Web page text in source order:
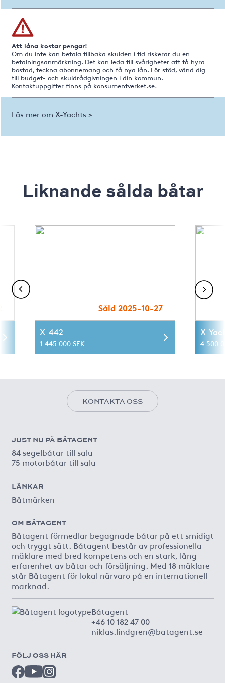
Att låna kostar pengar!
Om du inte kan betala tillbaka skulden i tid riskerar du en
betalningsanmärkning. Det kan leda till svårigheter att få hyra
bostad, teckna abonnemang och få nya lån. För stöd, vänd dig
till budget- och skuldrådgivningen i din kommun.
Kontaktuppgifter finns på konsumentverket.se.
Läs mer om X-Yachts >
Liknande sålda båtar
Såld 2025-10-27
X-442
1 445 000 SEK
X-
4 500
KONTAKTA OSS
JUST NU PÅ BÅTAGENT
84 segelbåtar till salu
75 motorbåtar till salu
LÄNKAR
Båtmärken
OM BÅTAGENT
Båtagent förmedlar begagnade båtar på ett smidigt
och tryggt sätt. Båtagent består av professionella
mäklare med bred kompetens och en stark, lång
erfarenhet av båtar och försäljning. Med 18 mäklare
står Båtagent för lokal närvaro på en internationell
marknad.
Båtagent
+46 10 182 47 00
niklas.lindgren@batagent.se
FÖLJ OSS HÄR